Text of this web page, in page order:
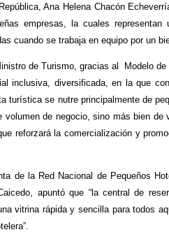
Ana Helena Chacón
empresas, la cuales
cuando se trabaja en equipo por un
de Turismo, gracias al Modelo
inclusiva, diversificada, en la que
turística se nutre principalmente de
volumen de negocio, sino más bien
reforzará la comercialización y
de la Red Nacional de Pequeños
apuntó que “la central de
vitrina rápida y sencilla para todos